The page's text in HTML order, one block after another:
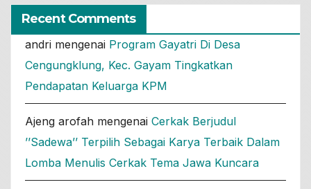
Recent Comments
andri mengenai Program Gayatri Di Desa
Cengungklung, Kec. Gayam Tingkatkan
Pendapatan Keluarga KPM
Ajeng arofah mengenai Cerkak Berjudul
’’Sadewa’’ Terpilih Sebagai Karya Terbaik Dalam
Lomba Menulis Cerkak Tema Jawa Kuncara